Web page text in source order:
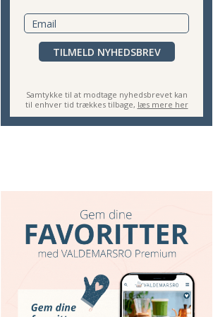
TILMELD NYHEDSBREV
Samtykke til at modtage nyhedsbrevet kan
til enhver tid trækkes tilbage, læs mere her